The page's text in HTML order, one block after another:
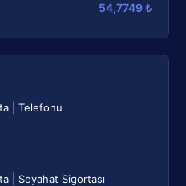
54,7749 ₺
| Telefonu
| Seyahat Sigortası